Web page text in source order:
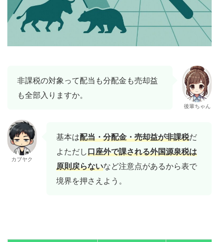
非課税の対象って配当も分配金も売却益
も全部入りますか。
後輩ちゃん
カブヤク
基本は配当・分配金・売却益が非課税だ
よただし口座外で課される外国源泉税は
原則戻らないなど注意点があるから表で
境界を押さえよう。